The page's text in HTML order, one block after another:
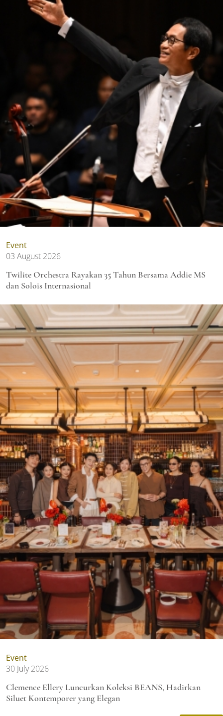
Event
03 August 2026
Twilite Orchestra Rayakan 35 Tahun Bersama Addie MS
dan Solois Internasional
Event
30 July 2026
Clemence Ellery Luncurkan Koleksi BEANS, Hadirkan
Siluet Kontemporer yang Elegan